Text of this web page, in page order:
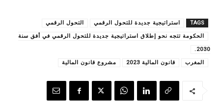
TAGS استراتيجية جديدة للتحول الرقمي التحول الرقمي
الحكومة تتجه نحو إطلاق استراتيجية جديدة للتحول الرقمي في أفق سنة
2030.
المغرب قانون المالية 2023 مشروع قانون المالية